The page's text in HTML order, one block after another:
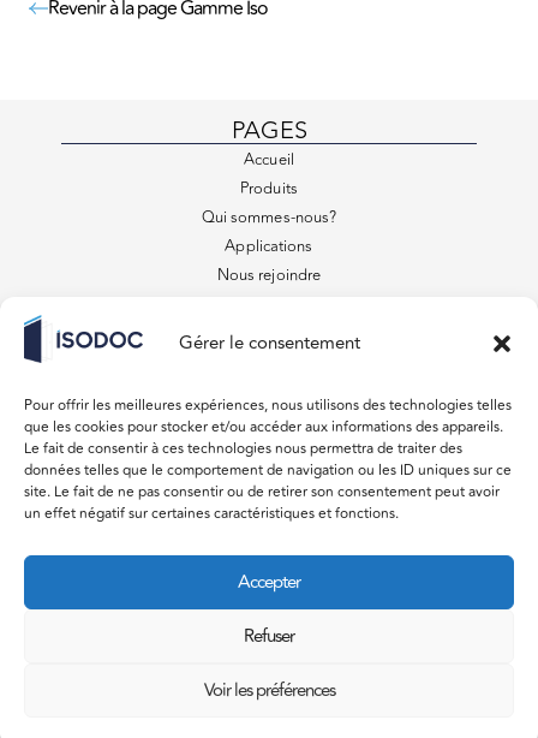
Gérer le consentement
Pour offrir les meilleures expériences, nous utilisons des technologies telles
que les cookies pour stocker et/ou accéder aux informations des appareils.
Le fait de consentir à ces technologies nous permettra de traiter des
données telles que le comportement de navigation ou les ID uniques sur ce
site. Le fait de ne pas consentir ou de retirer son consentement peut avoir
un effet négatif sur certaines caractéristiques et fonctions.
Accepter
Refuser
Voir les préférences
Revenir à la page Gamme Iso
PAGES
Accueil
Produits
Qui sommes-nous?
Applications
Nous rejoindre
879 Rue des Entrepreneurs
31220 Lavelanet de Comminges
Du lundi au vendredi 08:00 – 18:00
Samedi, Dimanche Fermé
CONTACT
devis@isodoc.fr
05 61 97 11 11